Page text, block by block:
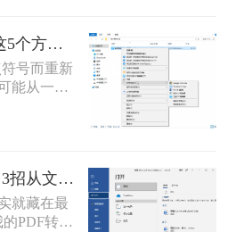
个文件、
按不同场
得靠谱的
要求高时
pdf怎么转换成word？这5个方法亲测有效，职场人必备技能！
号而重新
能从一开
脑办公
小编每天
PDF转Word格式不变：3招从文件选择到输出设置全流程！
就藏在最
PDF转成